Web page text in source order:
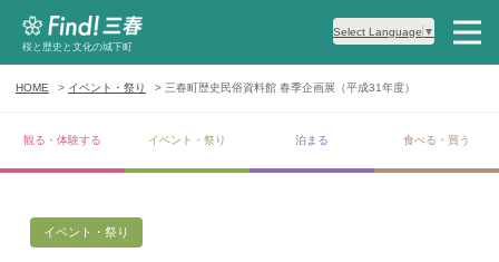
桜と歴史と文化の城下町
Select Language ▼
HOME イベント・祭り 三春町歴史民俗資料館 春季企画展（平成31年度）
観る・体験する イベント・祭り 泊まる 食べる・買う
イベント・祭り